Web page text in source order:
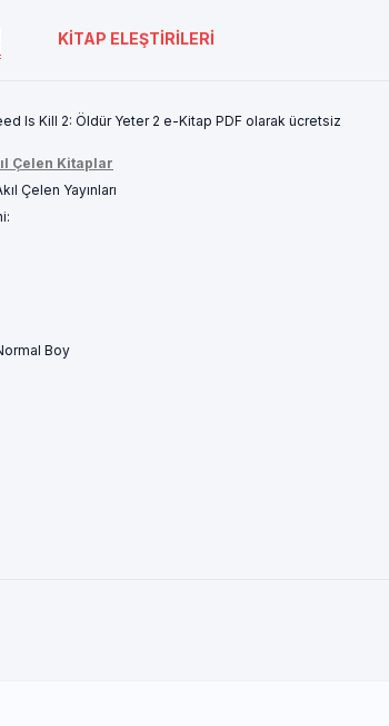
KITAP ELEŞTIRILERI
Is Kill 2: Öldür Yeter 2 e-Kitap PDF olarak ücretsiz
Çelen Kitaplar
Çelen Yayınları
Boy